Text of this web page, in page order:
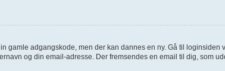
gamle adgangskode, men der kan dannes en ny. Gå til loginsiden
og din email-adresse. Der fremsendes en email til dig, som